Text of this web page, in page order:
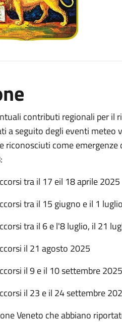
contributi regionali per il
a seguito degli eventi
riconosciuti come
tra il 17 eil 18 aprile 2025
tra il 15 giugno e il 1
tra il 6 e l'8 luglio, il 21
il 21 agosto 2025
il 9 e il 10 settembre 2025
il 23 e il 24 settembre
Veneto che abbiano